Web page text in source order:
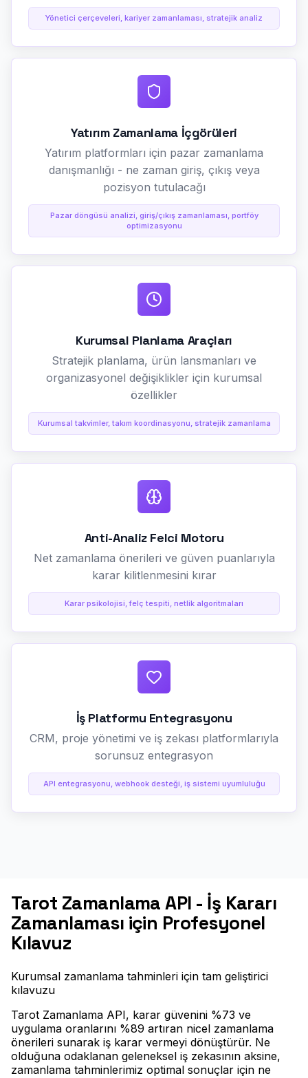
Yönetici çerçeveleri, kariyer zamanlaması, stratejik analiz
Yatırım Zamanlama İçgörüleri
Yatırım platformları için pazar zamanlama
danışmanlığı - ne zaman giriş, çıkış veya
pozisyon tutulacağı
Pazar döngüsü analizi, giriş/çıkış zamanlaması, portföy
optimizasyonu
Kurumsal Planlama Araçları
Stratejik planlama, ürün lansmanları ve
organizasyonel değişiklikler için kurumsal
özellikler
Kurumsal takvimler, takım koordinasyonu, stratejik zamanlama
Anti-Analiz Felci Motoru
Net zamanlama önerileri ve güven puanlarıyla
karar kilitlenmesini kırar
Karar psikolojisi, felç tespiti, netlik algoritmaları
İş Platformu Entegrasyonu
CRM, proje yönetimi ve iş zekası platformlarıyla
sorunsuz entegrasyon
API entegrasyonu, webhook desteği, iş sistemi uyumluluğu
Tarot Zamanlama API - İş Kararı
Zamanlaması için Profesyonel
Kılavuz
Kurumsal zamanlama tahminleri için tam geliştirici
kılavuzu
Tarot Zamanlama API, karar güvenini %73 ve
uygulama oranlarını %89 artıran nicel zamanlama
önerileri sunarak iş karar vermeyi dönüştürür. Ne
olduğuna odaklanan geleneksel iş zekasının aksine,
zamanlama tahminlerimiz optimal sonuçlar için ne